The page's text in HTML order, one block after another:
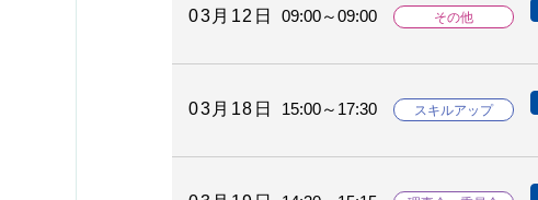
03月12日 09:00～09:00 その他
03月18日 15:00～17:30 スキルアップ